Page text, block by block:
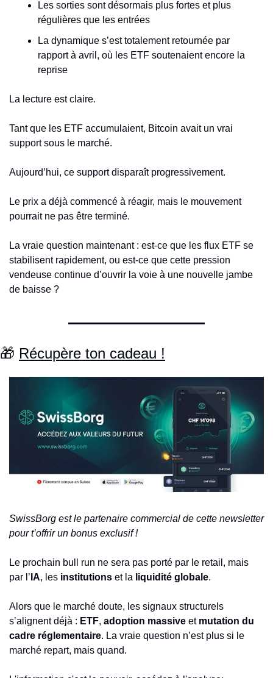
Les sorties sont désormais plus fortes et plus
régulières que les entrées
La dynamique s’est totalement retournée par
rapport à avril, où les ETF soutenaient encore la
reprise
La lecture est claire.
Tant que les ETF accumulaient, Bitcoin avait un vrai
support sous le marché.
Aujourd’hui, ce support disparaît progressivement.
Le prix a déjà commencé à réagir, mais le mouvement
pourrait ne pas être terminé.
La vraie question maintenant : est-ce que les flux ETF se
stabilisent rapidement, ou est-ce que cette pression
vendeuse continue d’ouvrir la voie à une nouvelle jambe
de baisse ?
🎁 Récupère ton cadeau !
SwissBorg est le partenaire commercial de cette newsletter
pour t’offrir un bonus exclusif !
Le prochain bull run ne sera pas porté par le retail, mais
par l’ IA, les institutions et la liquidité globale.
Alors que le marché doute, les signaux structurels
s’alignent déjà : ETF, adoption massive et mutation du
cadre réglementaire. La vraie question n’est plus si le
marché repart, mais quand.